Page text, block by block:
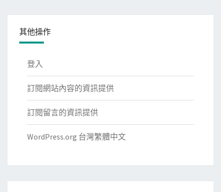
其他操作
登入
訂閱網站內容的資訊提供
訂閱留言的資訊提供
WordPress.org 台灣繁體中文